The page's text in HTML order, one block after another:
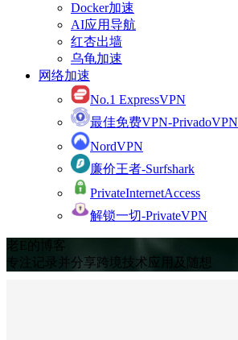
Docker加速
AI应用导航
红杏出墙
乌龟加速
网络加速
No.1 ExpressVPN
最佳免费VPN-PrivadoVPN
NordVPN
廉价王者-Surfshark
PrivateInternetAccess
解锁一切-PrivateVPN
老E的博客
专注记录并分享跨境技术应用及随想